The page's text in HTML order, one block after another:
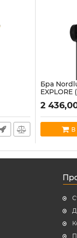
Бра
EXPLORE
Артикул:
В наявності:8
2
В